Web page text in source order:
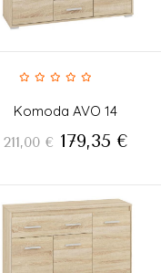
Komoda AVO 14
211,00 € 179,35 €